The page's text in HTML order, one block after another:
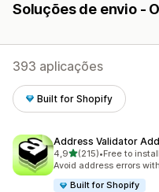
Soluções de envio -
393 aplicações
Built for Shopify
Address Validator
4,9de 5 estrelas
(215)
215 total de avaliações
•Free to install
Avoid address errors
Built for Shopify